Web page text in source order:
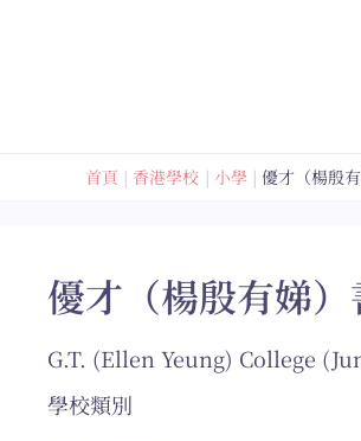
首頁 香港學校 小學 優才（楊殷
優才（楊殷有娣
G.T. (Ellen Yeung) College
學校類別